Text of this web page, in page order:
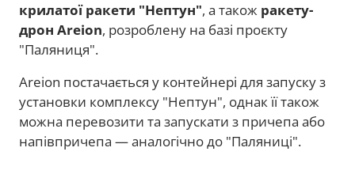
крилатої ракети "Нептун", а також ракету-
дрон Areion, розроблену на базі проєкту
"Паляниця".
Areion постачається у контейнері для запуску з
установки комплексу "Нептун", однак її також
можна перевозити та запускати з причепа або
напівпричепа — аналогічно до "Паляниці".